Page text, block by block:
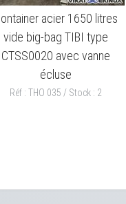
acier 1650 litres
vide big-bag TIBI type
CTSS0020 avec vanne
écluse
Réf : THO 035 / Stock : 2